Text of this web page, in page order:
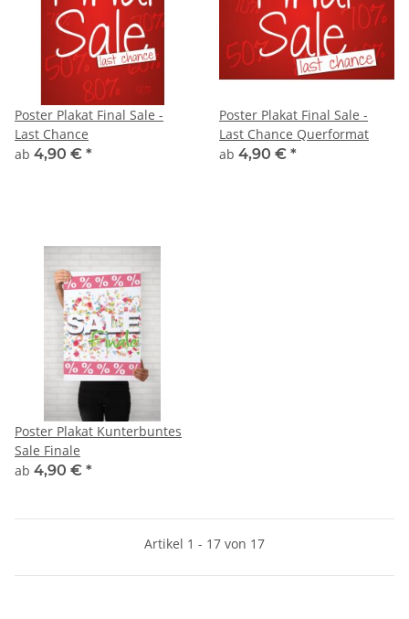
Poster Plakat Final Sale -
Last Chance
ab 4,90 € *
Poster Plakat Final Sale -
Last Chance Querformat
ab 4,90 € *
Poster Plakat Kunterbuntes
Sale Finale
ab 4,90 € *
Artikel 1 - 17 von 17